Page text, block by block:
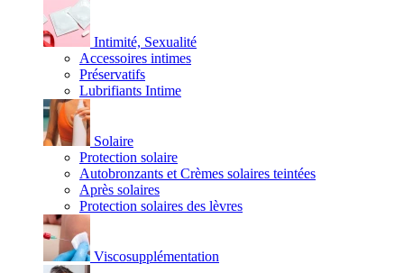
Intimité, Sexualité
Accessoires intimes
Préservatifs
Lubrifiants Intime
Solaire
Protection solaire
Autobronzants et Crèmes solaires teintées
Après solaires
Protection solaires des lèvres
Viscosupplémentation